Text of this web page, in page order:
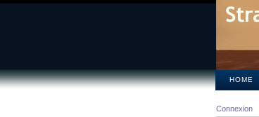
HOME
Connexion